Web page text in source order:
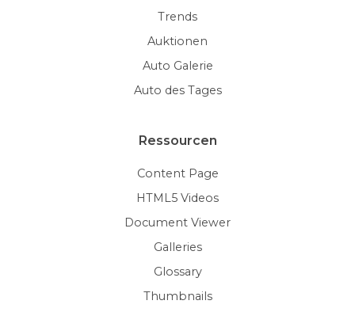
Trends
Auktionen
Auto Galerie
Auto des Tages
Ressourcen
Content Page
HTML5 Videos
Document Viewer
Galleries
Glossary
Thumbnails